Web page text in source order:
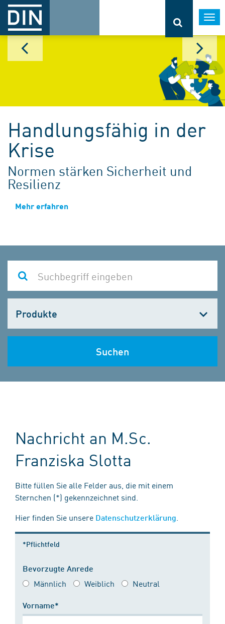
Handlungsfähig in der
Krise
Normen stärken Sicherheit und
Resilienz
Mehr erfahren
wählen
Suchen
Nachricht an M.Sc.
Franziska Slotta
Bitte füllen Sie alle Felder aus, die mit einem
Sternchen (*) gekennzeichnet sind.
Hier finden Sie unsere Datenschutzerklärung
*Pflichtfeld
Bevorzugte Anrede
Männlich Weiblich Neutral
Vorname*